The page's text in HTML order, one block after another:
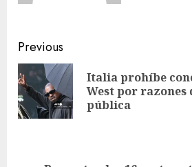
Previous
Italia prohíbe
West por razones
pública